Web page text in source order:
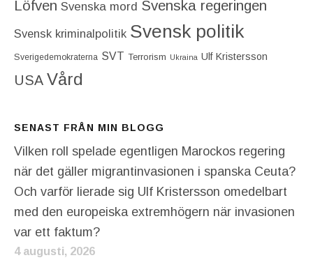
Löfven Svenska mord Svenska regeringen
Svensk kriminalpolitik Svensk politik
Sverigedemokraterna SVT Terrorism Ukraina Ulf Kristersson
USA Vård
SENAST FRÅN MIN BLOGG
Vilken roll spelade egentligen Marockos regering
när det gäller migrantinvasionen i spanska Ceuta?
Och varför lierade sig Ulf Kristersson omedelbart
med den europeiska extremhögern när invasionen
var ett faktum?
4 augusti, 2026